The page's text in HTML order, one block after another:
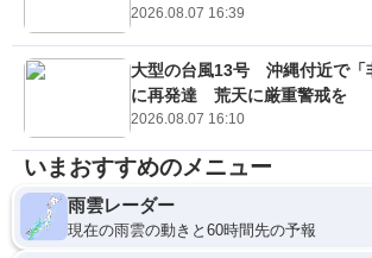
2026.08.07 16:39
大型の台風13号 沖縄付近で「
に再発達 荒天に厳重警戒を
2026.08.07 16:10
いまおすすめのメニュー
雨雲レーダー
現在の雨雲の動きと60時間先の予報